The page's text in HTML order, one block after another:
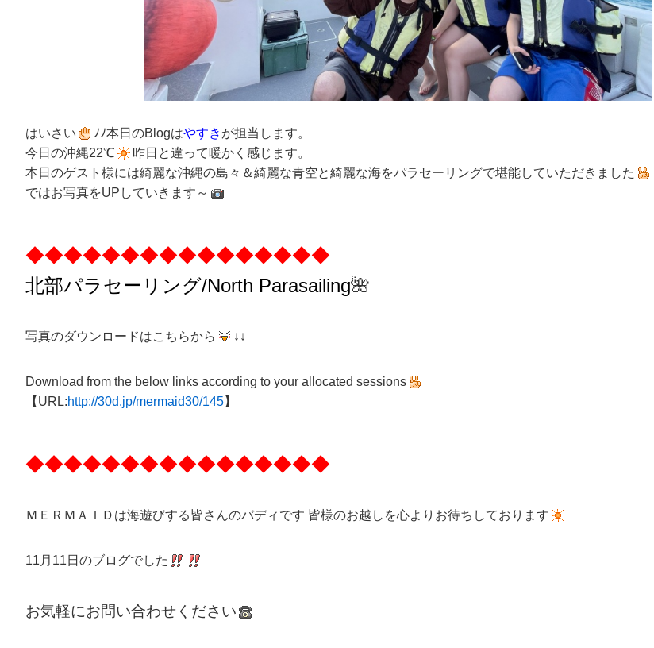
はいさい ﾉﾉ本日のBlogはやすき が担当します。
今日の沖縄22℃
昨日と違って暖かく感じます。
本日のゲスト様には綺麗な沖縄の島々＆綺麗な青空と綺麗な海をパラセーリングで堪能していただきました
ではお写真をUPしていきます～
◆◆◆◆◆◆◆◆◆◆◆◆◆◆◆◆
北部パラセーリング/North Parasailing🌺
写真のダウンロードはこちらから ↓↓
Download from the below links according to your allocated sessions
【URL:http://30d.jp/mermaid30/145】
◆◆◆◆◆◆◆◆◆◆◆◆◆◆◆◆
ＭＥＲＭＡＩＤは海遊びする皆さんのバディです 皆様のお越しを心よりお待ちしております
11月11日のブログでした
お気軽にお問い合わせください